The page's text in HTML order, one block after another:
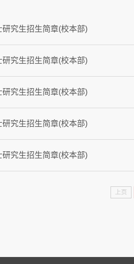
究生招生简章(校本部)
究生招生简章(校本部)
究生招生简章(校本部)
究生招生简章(校本部)
究生招生简章(校本部)
上页